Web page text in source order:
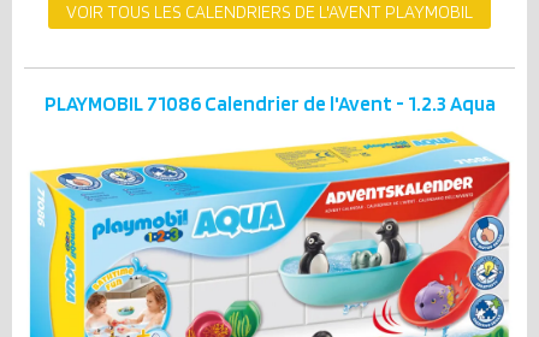
VOIR TOUS LES CALENDRIERS DE L'AVENT PLAYMOBIL
PLAYMOBIL 71086 Calendrier de l'Avent - 1.2.3 Aqua